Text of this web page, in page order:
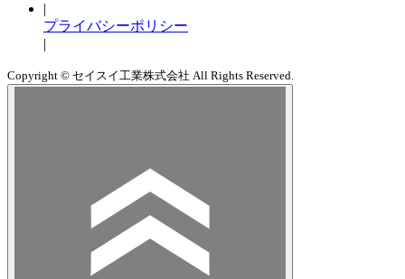
|
プライバシーポリシー
|
Copyright © セイスイ工業株式会社 All Rights Reserved.